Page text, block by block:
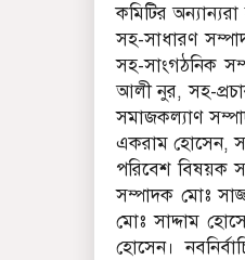
কমিটির
সহ-সাধারণ
সহ-সাংগঠনিক
আলী নুর, সহ-
সমাজকল্যাণ
একরাম হোসেন,
পরিবেশ বিষয়ক
সম্পাদক মোঃ
মোঃ সাদ্দাম
হোসেন।